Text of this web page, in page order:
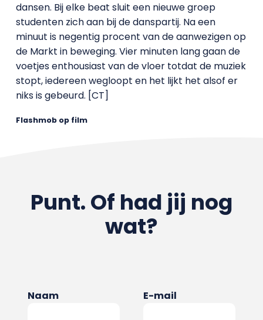
dansen. Bij elke beat sluit een nieuwe groep
studenten zich aan bij de danspartij. Na een
minuut is negentig procent van de aanwezigen op
de Markt in beweging. Vier minuten lang gaan de
voetjes enthousiast van de vloer totdat de muziek
stopt, iedereen wegloopt en het lijkt het alsof er
niks is gebeurd. [CT]
Flashmob op film
Punt. Of had jij nog
wat?
Naam E-mail